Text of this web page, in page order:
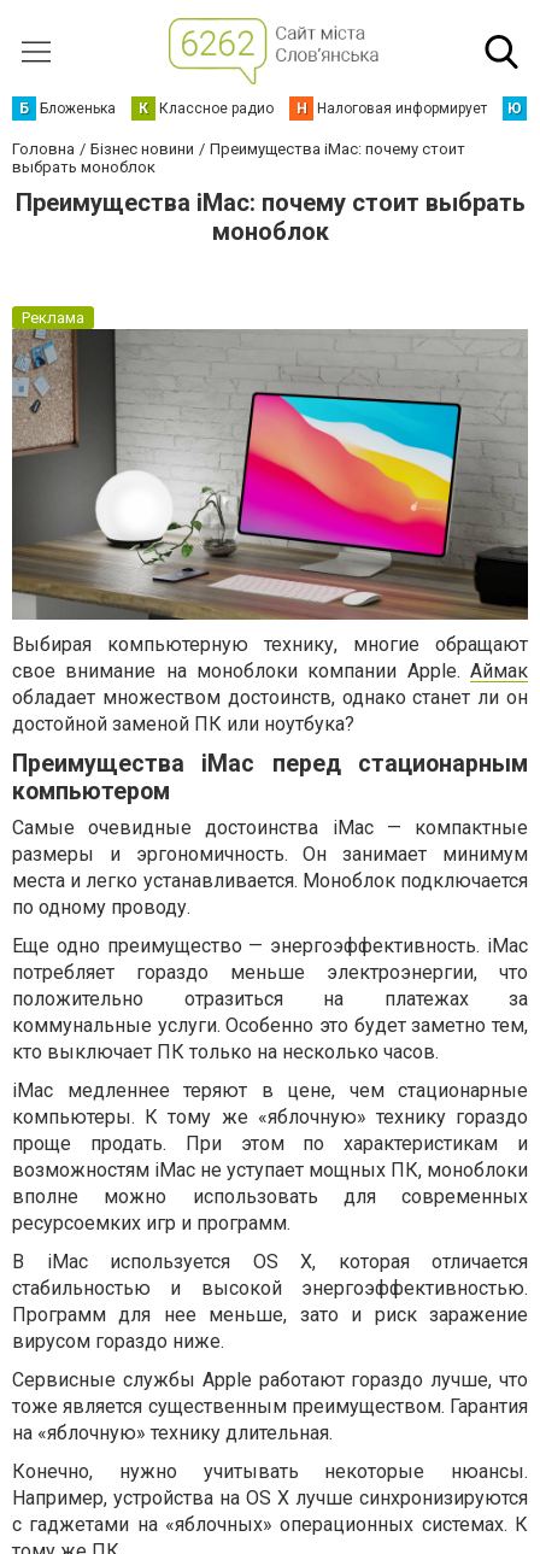
Б Бложенька К Классное радио Н Налоговая информирует Ю
Головна Бізнес новини
Преимущества iMac: почему стоит
выбрать моноблок
Преимущества iMac: почему стоит выбрать
моноблок
Реклама
Выбирая компьютерную технику, многие обращают
свое внимание на моноблоки компании Apple. Аймак
обладает множеством достоинств, однако станет ли он
достойной заменой ПК или ноутбука?
Преимущества iMac перед стационарным
компьютером
Самые очевидные достоинства iMac — компактные
размеры и эргономичность. Он занимает минимум
места и легко устанавливается. Моноблок подключается
по одному проводу.
Еще одно преимущество — энергоэффективность. iMac
потребляет гораздо меньше электроэнергии, что
положительно отразиться на платежах за
коммунальные услуги. Особенно это будет заметно тем,
кто выключает ПК только на несколько часов.
iMac медленнее теряют в цене, чем стационарные
компьютеры. К тому же «яблочную» технику гораздо
проще продать. При этом по характеристикам и
возможностям iMac не уступает мощных ПК, моноблоки
вполне можно использовать для современных
ресурсоемких игр и программ.
В iMac используется OS X, которая отличается
стабильностью и высокой энергоэффективностью.
Программ для нее меньше, зато и риск заражение
вирусом гораздо ниже.
Сервисные службы Apple работают гораздо лучше, что
тоже является существенным преимуществом. Гарантия
на «яблочную» технику длительная.
Конечно, нужно учитывать некоторые нюансы.
Например, устройства на OS X лучше синхронизируются
с гаджетами на «яблочных» операционных системах. К